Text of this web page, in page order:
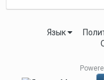
Язык